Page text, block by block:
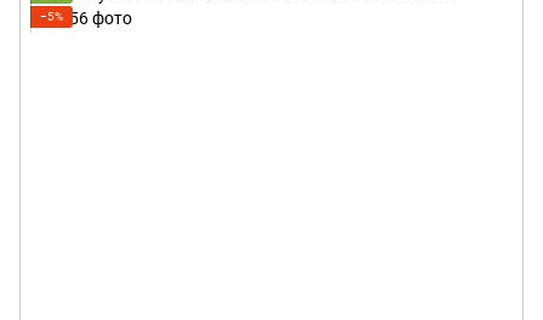
−5%